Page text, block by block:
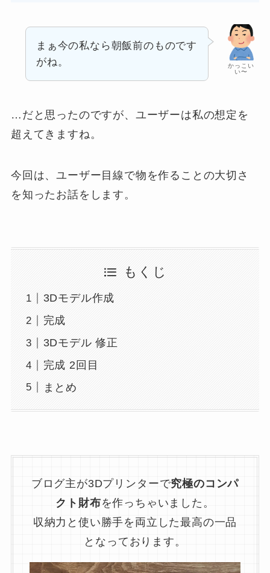
かっこい
い〜
まぁ今の私なら朝飯前のものです
がね。
…だと思ったのですが、ユーザーは私の想定を
超えてきますね。
今回は、ユーザー目線で物を作ることの大切さ
を知ったお話をします。
もくじ
3Dモデル作成
完成
3Dモデル 修正
完成 2回目
まとめ
ブログ主が3Dプリンターで究極のコンパ
クト財布を作っちゃいました。
収納力と使い勝手を両立した最高の一品
となっております。